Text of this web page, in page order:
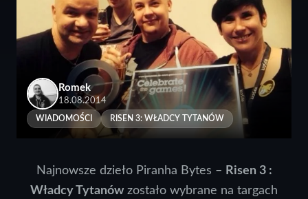
Romek
18.08.2014
WIADOMOŚCI RISEN 3: WŁADCY TYTANÓW
Najnowsze dzieło Piranha Bytes – Risen 3 :
Władcy Tytanów zostało wybrane na targach